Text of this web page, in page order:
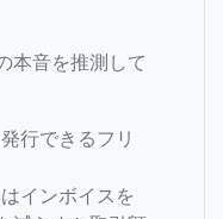
本音を推測して
行できるフリ
インボイスを